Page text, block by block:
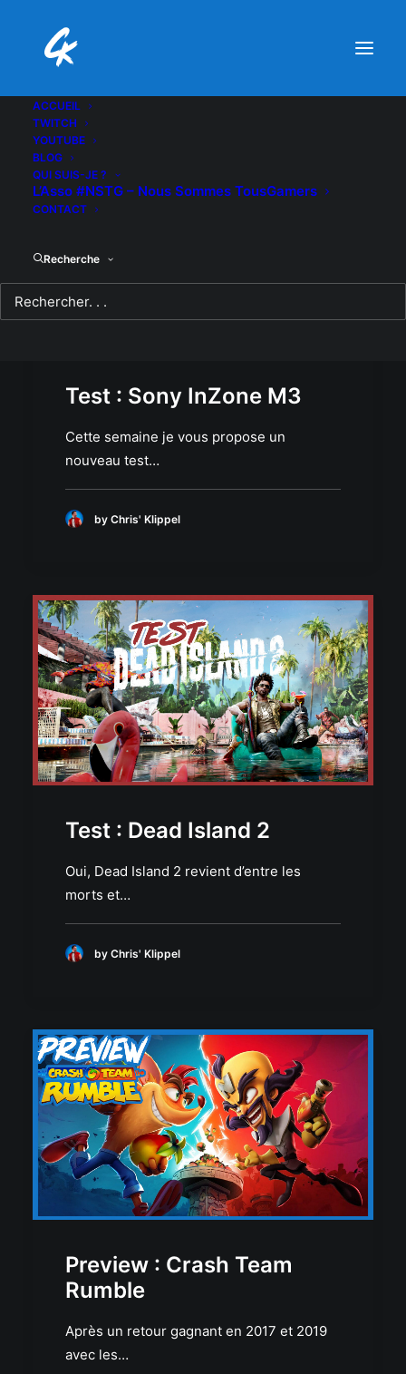
ACCUEIL
TWITCH
YOUTUBE
BLOG
QUI SUIS-JE ?
L’Asso #NSTG – Nous Sommes TousGamers
CONTACT
Recherche
Test : Sony InZone M3
Cette semaine je vous propose un
nouveau test…
by Chris' Klippel
Test : Dead Island 2
Oui, Dead Island 2 revient d’entre les
morts et…
by Chris' Klippel
Preview : Crash Team
Rumble
Après un retour gagnant en 2017 et 2019
avec les…